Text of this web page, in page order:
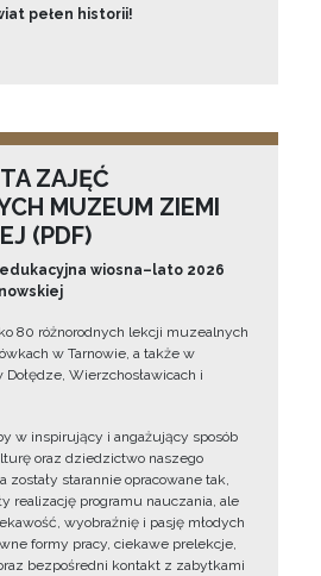
pełen historii!
ZAJĘĆ
MUZEUM ZIEMI
(PDF)
wiosna–lato 2026
80 różnorodnych lekcji muzealnych
w Tarnowie, a także w
Dołędze, Wierzchosławicach i
w inspirujący i angażujący sposób
oraz dziedzictwo naszego
zostały starannie opracowane tak,
realizację programu nauczania, ale
wyobraźnię i pasję młodych
formy pracy, ciekawe prelekcje,
bezpośredni kontakt z zabytkami